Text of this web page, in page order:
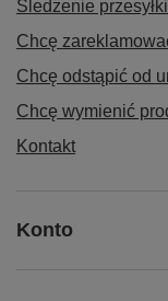
Śledzenie przesyłki
Chcę
Chcę odstąpić od
Chcę wymienić
Kontakt
Konto